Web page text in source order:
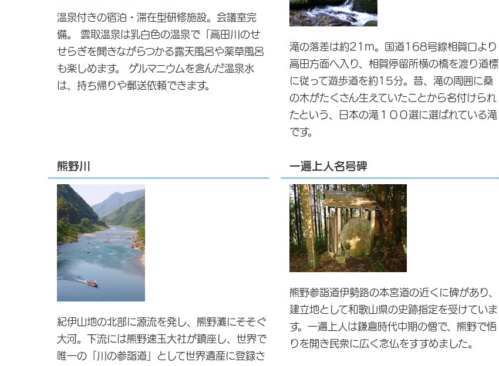
温泉付きの宿泊・滞在型研修施設。会議室完
備。 雲取温泉は乳白色の温泉で「高田川のせ
せらぎを聞きながらつかる露天風呂や薬草風呂
も楽しめます。 ゲルマニウムを含んだ温泉水
は、持ち帰りや郵送依頼できます。
滝の落差は約21m。国道168号線相賀口より
高田方面へ入り、相賀停留所横の橋を渡り道標
に従って遊歩道を約15分。昔、滝の周囲に桑
の木がたくさん生えていたことから名付けられ
たという、日本の滝１００選に選ばれている滝
です。
熊野川
紀伊山地の北部に源流を発し、熊野灘にそそぐ
大河。下流には熊野速玉大社が鎮座し、世界で
唯一の「川の参詣道」として世界遺産に登録さ
一遍上人名号碑
熊野参詣道伊勢路の本宮道の近くに碑があり、
建立地として和歌山県の史跡指定を受けていま
す。一遍上人は鎌倉時代中期の僧で、熊野で悟
りを開き民衆に広く念仏をすすめました。